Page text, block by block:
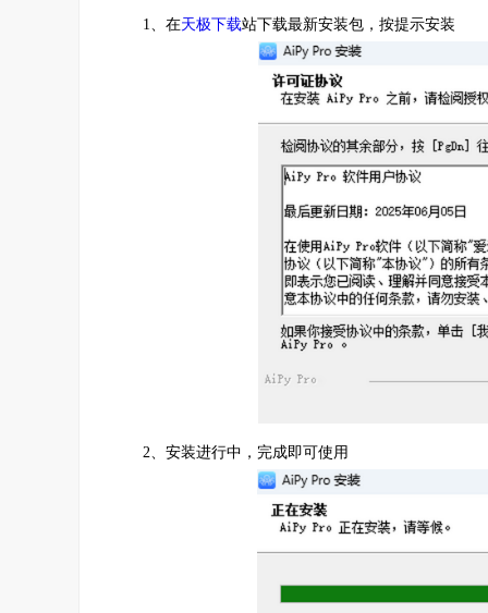
1、在天极下载站下载最新安装包，按提示安装
2、安装进行中，完成即可使用